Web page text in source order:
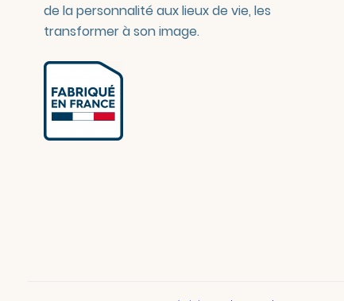
de la personnalité aux lieux de vie, les
transformer à son image.